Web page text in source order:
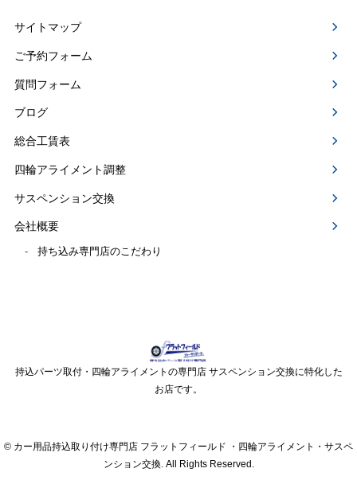
サイトマップ
ご予約フォーム
質問フォーム
ブログ
総合工賃表
四輪アライメント調整
サスペンション交換
会社概要
持ち込み専門店のこだわり
持込パーツ取付・四輪アライメントの専門店 サスペンション交換に特化した
お店です。
© カー用品持込取り付け専門店 フラットフィールド ・四輪アライメント・サスペ
ンション交換. All Rights Reserved.